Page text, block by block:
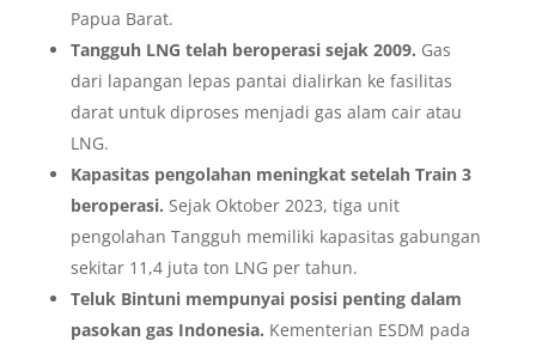
Papua Barat.
Tangguh LNG telah beroperasi sejak 2009. Gas
dari lapangan lepas pantai dialirkan ke fasilitas
darat untuk diproses menjadi gas alam cair atau
LNG.
Kapasitas pengolahan meningkat setelah Train 3
beroperasi. Sejak Oktober 2023, tiga unit
pengolahan Tangguh memiliki kapasitas gabungan
sekitar 11,4 juta ton LNG per tahun.
Teluk Bintuni mempunyai posisi penting dalam
pasokan gas Indonesia. Kementerian ESDM pada